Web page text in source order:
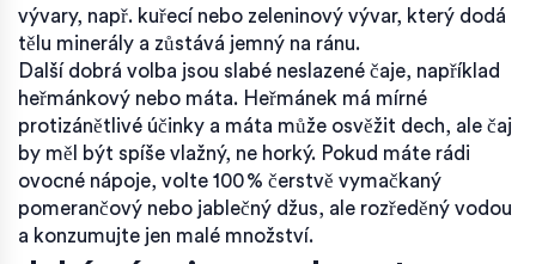
vývary, např. kuřecí nebo zeleninový vývar, který dodá
tělu minerály a zůstává jemný na ránu.
Další dobrá volba jsou slabé neslazené čaje, například
heřmánkový nebo máta. Heřmánek má mírné
protizánětlivé účinky a máta může osvěžit dech, ale čaj
by měl být spíše vlažný, ne horký. Pokud máte rádi
ovocné nápoje, volte 100 % čerstvě vymačkaný
pomerančový nebo jablečný džus, ale rozředěný vodou
a konzumujte jen malé množství.